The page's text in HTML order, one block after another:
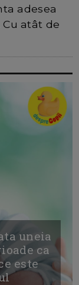
adesea
Cu atât de
uneia
ca
este